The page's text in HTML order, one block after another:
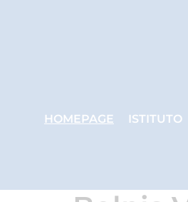
HOMEPAGE ISTITUTO